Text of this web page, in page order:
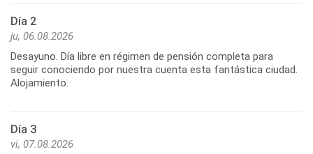
Día 2
ju, 06.08.2026
Desayuno. Día libre en régimen de pensión completa para
seguir conociendo por nuestra cuenta esta fantástica ciudad.
Alojamiento.
Día 3
vi, 07.08.2026